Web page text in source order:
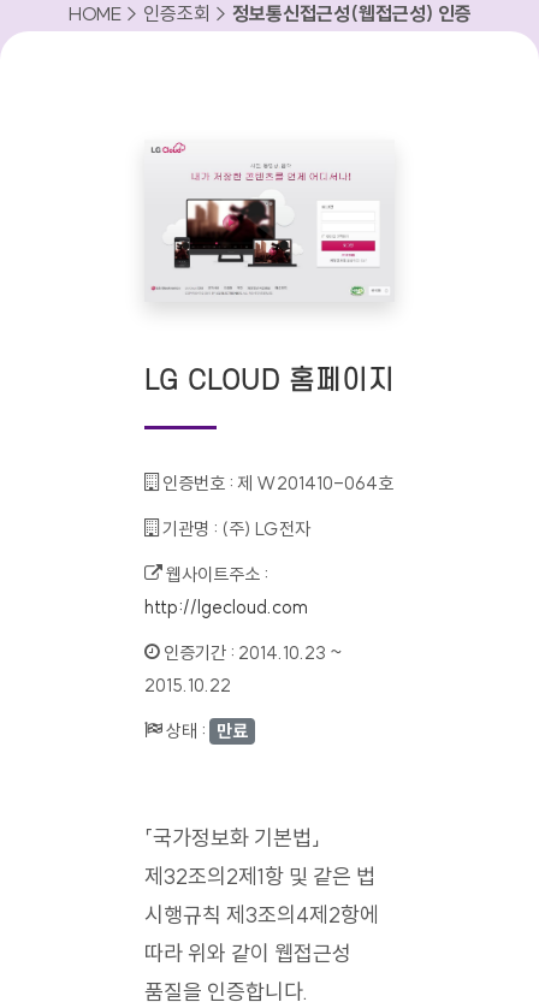
HOME > 인증조회 > 정보통신접근성(웹접근성) 인증
LG CLOUD 홈페이지
인증번호 : 제 W201410-064호
기관명 : (주) LG전자
웹사이트주소 :
http://lgecloud.com
인증기간 : 2014.10.23 ~
2015.10.22
상태 : 만료
「국가정보화 기본법」
제32조의2제1항 및 같은 법
시행규칙 제3조의4제2항에
따라 위와 같이 웹접근성
품질을 인증합니다.